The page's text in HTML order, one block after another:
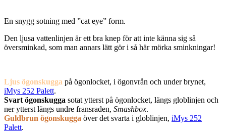
En snygg sotning med ”cat eye” form.
Den ljusa vattenlinjen är ett bra knep för att inte känna sig så
översminkad, som man annars lätt gör i så här mörka sminkningar!
Ljus ögonskugga på ögonlocket, i ögonvrån och under brynet,
iMys 252 Palett.
Svart ögonskugga sotat ytterst på ögonlocket, längs globlinjen och
ner ytterst längs undre fransraden, Smashbox.
Guldbrun ögonskugga över det svarta i globlinjen, iMys 252
Palett.